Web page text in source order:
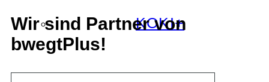
KOKI+
Wir sind Partner von
bwegtPlus!